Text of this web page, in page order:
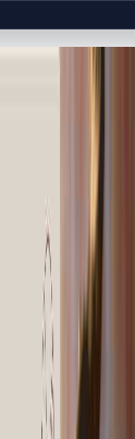
Burj
مناطق دبی را